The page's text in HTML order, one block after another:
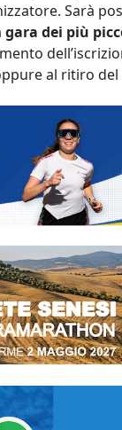
Sarà
gara dei più
al ritiro